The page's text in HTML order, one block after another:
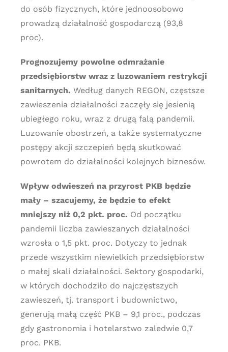
do osób fizycznych, które jednoosobowo
prowadzą działalność gospodarczą (93,8
proc).
Prognozujemy powolne odmrażanie
przedsiębiorstw wraz z luzowaniem restrykcji
sanitarnych. Według danych REGON, częstsze
zawieszenia działalności zaczęły się jesienią
ubiegłego roku, wraz z drugą falą pandemii.
Luzowanie obostrzeń, a także systematyczne
postępy akcji szczepień będą skutkować
powrotem do działalności kolejnych biznesów.
Wpływ odwieszeń na przyrost PKB będzie
mały – szacujemy, że będzie to efekt
mniejszy niż 0,2 pkt. proc. Od początku
pandemii liczba zawieszanych działalności
wzrosła o 1,5 pkt. proc. Dotyczy to jednak
przede wszystkim niewielkich przedsiębiorstw
o małej skali działalności. Sektory gospodarki,
w których dochodziło do najczęstszych
zawieszeń, tj. transport i budownictwo,
generują małą część PKB – 9,1 proc., podczas
gdy gastronomia i hotelarstwo zaledwie 0,7
proc. PKB.